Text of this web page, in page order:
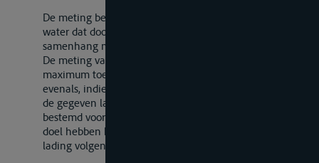
De meting bestaat in het vaststellen van het volume
water dat door een vaartuig wordt verplaatst in
samenhang met zijn inzinking.
De meting van een vaartuig heeft ten doel de
maximum toelaatbare verplaatsing vast te stellen,
evenals, indien nodig, de verplaatsingen behorend bij
de gegeven lastlijnen. De meting van vaartuigen,
bestemd voor het vervoer van goederen, kan ook ten
doel hebben het mogelijk te maken het gewicht van de
lading volgens de inzinking te bepalen.